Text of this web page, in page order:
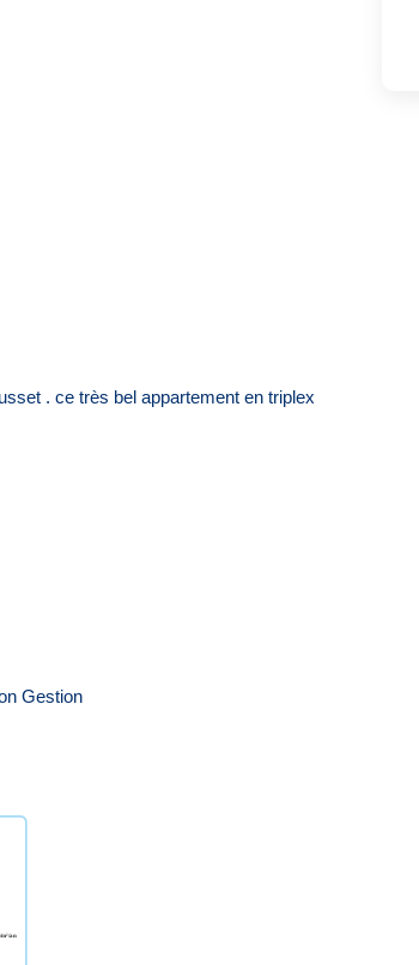
. ce très bel appartement en triplex
Gestion